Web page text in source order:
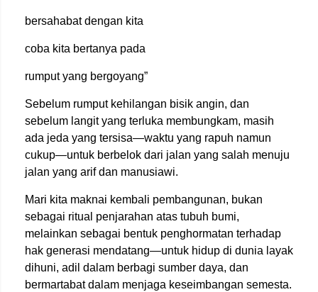
bersahabat dengan kita
coba kita bertanya pada
rumput yang bergoyang”
Sebelum rumput kehilangan bisik angin, dan
sebelum langit yang terluka membungkam, masih
ada jeda yang tersisa—waktu yang rapuh namun
cukup—untuk berbelok dari jalan yang salah menuju
jalan yang arif dan manusiawi.
Mari kita maknai kembali pembangunan, bukan
sebagai ritual penjarahan atas tubuh bumi,
melainkan sebagai bentuk penghormatan terhadap
hak generasi mendatang—untuk hidup di dunia layak
dihuni, adil dalam berbagi sumber daya, dan
bermartabat dalam menjaga keseimbangan semesta.